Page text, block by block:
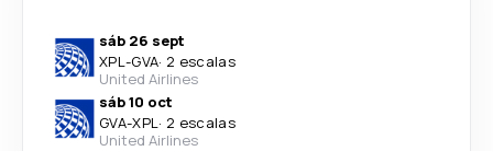
sáb 26 sept
XPL-GVA· 2 escalas
United Airlines
sáb 10 oct
GVA-XPL· 2 escalas
United Airlines